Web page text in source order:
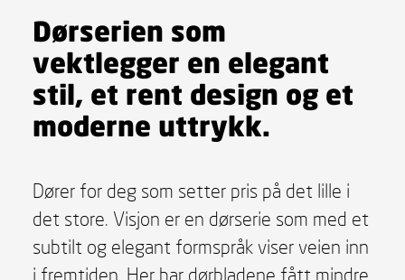
Dørserien som
vektlegger en elegant
stil, et rent design og et
moderne uttrykk.
Dører for deg som setter pris på det lille i
det store. Visjon er en dørserie som med et
subtilt og elegant formspråk viser veien inn
i fremtiden. Her har dørbladene fått mindre